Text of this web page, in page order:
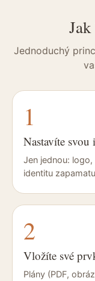
Jednoduchý
1
Nastavíte svou
Jen jednou:
identitu
2
Vložíte své
Plány (PDF,